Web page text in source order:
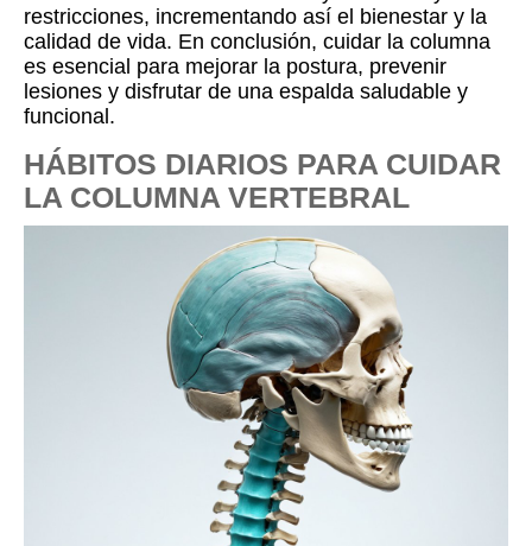
restricciones, incrementando así el bienestar y la
calidad de vida. En conclusión, cuidar la columna
es esencial para mejorar la postura, prevenir
lesiones y disfrutar de una espalda saludable y
funcional.
HÁBITOS DIARIOS PARA CUIDAR
LA COLUMNA VERTEBRAL